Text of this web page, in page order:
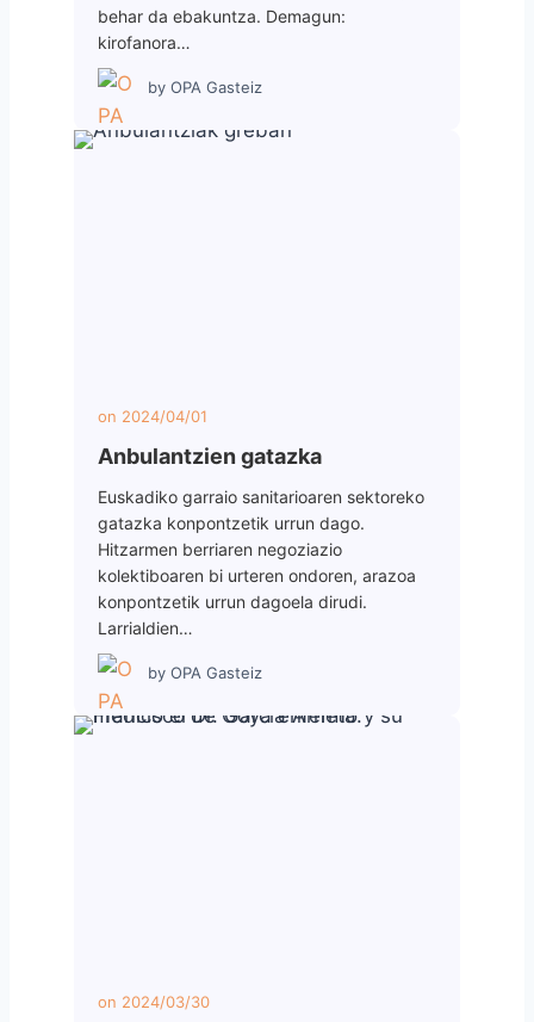
behar da ebakuntza. Demagun:
kirofanora…
by OPA Gasteiz
on 2024/04/01
Anbulantzien gatazka
Euskadiko garraio sanitarioaren sektoreko
gatazka konpontzetik urrun dago.
Hitzarmen berriaren negoziazio
kolektiboaren bi urteren ondoren, arazoa
konpontzetik urrun dagoela dirudi.
Larrialdien…
by OPA Gasteiz
on 2024/03/30